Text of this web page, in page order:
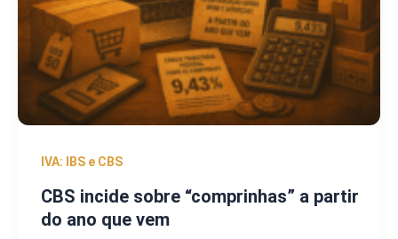
IVA: IBS e CBS
CBS incide sobre “comprinhas” a partir
do ano que vem